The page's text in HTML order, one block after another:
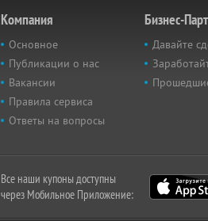
Компания
Основное
Публикации о нас
Вакансии
Правила сервиса
Ответы на вопросы
Бизнес-
Давайте
Все наши купоны доступны
через Мобильное Приложение: